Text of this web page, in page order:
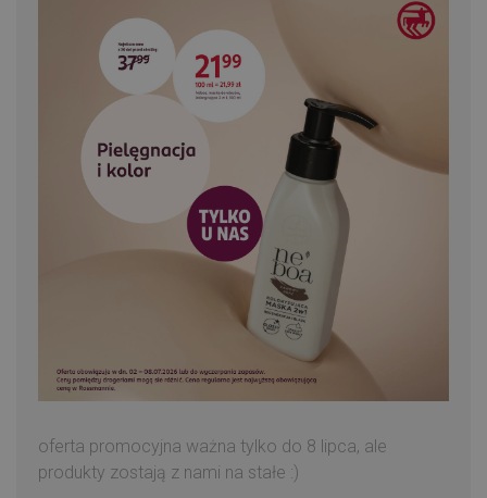
oferta promocyjna ważna tylko do 8 lipca, ale
produkty zostają z nami na stałe :)